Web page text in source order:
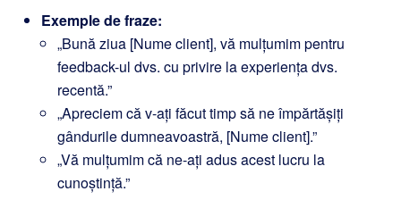
Exemple de fraze:
„Bună ziua [Nume client], vă mulțumim pentru
feedback-ul dvs. cu privire la experiența dvs.
recentă.”
„Apreciem că v-ați făcut timp să ne împărtășiți
gândurile dumneavoastră, [Nume client].”
„Vă mulțumim că ne-ați adus acest lucru la
cunoștință.”